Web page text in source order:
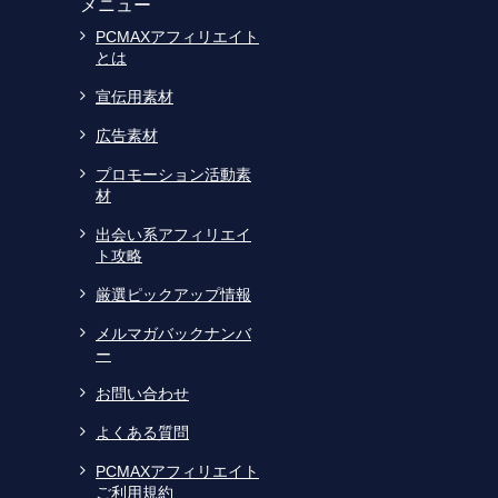
メニュー
PCMAXアフィリエイト
とは
宣伝用素材
広告素材
プロモーション活動素
材
出会い系アフィリエイ
ト攻略
厳選ピックアップ情報
メルマガバックナンバ
ー
お問い合わせ
よくある質問
PCMAXアフィリエイト
ご利用規約